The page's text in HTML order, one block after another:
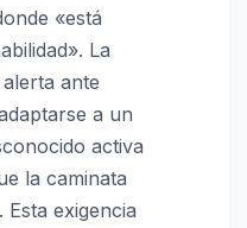
«está
La
ante
a un
activa
la caminata
exigencia